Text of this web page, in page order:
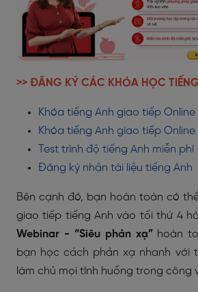
>> ĐĂNG KÝ CÁC KHÓA HỌC
Khóa tiếng Anh giao tiếp Online
Khóa tiếng Anh giao tiếp Online
Test trình độ tiếng Anh miễn phí
Đăng ký nhận tài liệu tiếng Anh
Bên cạnh đó, bạn hoàn toàn có
giao tiếp tiếng Anh vào tối thứ 4
Webinar - “Siêu phản xạ”hoàn
bạn học cách phản xạ nhanh với
làm chủ mọi tình huống trong công